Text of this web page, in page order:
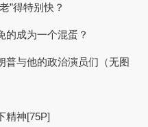
”得特别快？
的成为一个混蛋？
普与他的政治演员们（无图
精神[75P]